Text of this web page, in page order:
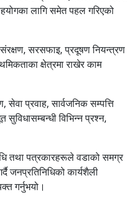
लागि समेत पहल गरिएको
संरक्षण, सरसफाइ, प्रदूषण नियन्त्रण
क्षेत्रमा राखेर काम
सेवा प्रवाह, सार्वजनिक सम्पत्ति
विभिन्न प्रश्न,
तथा पत्रकारहरूले वडाको समग्र
जनप्रतिनिधिको कार्यशैली
गर्नुभयो।